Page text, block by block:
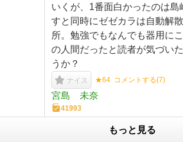
いくが、1番面白かったのは島
すと同時にゼゼカラは自動解
所。勉強でもなんでも器用に
の人間だったと読者が気づい
うか？
ナイス ★64 コメントする(7)
宮島 未奈
41993
もっと見る